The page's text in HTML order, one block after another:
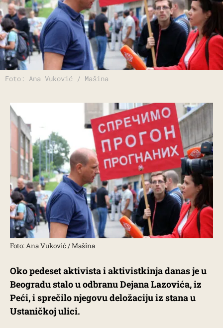
Foto: Ana Vuković / Mašina
Foto: Ana Vuković / Mašina
Oko pedeset aktivista i aktivistkinja danas je u
Beogradu stalo u odbranu Dejana Lazovića, iz
Peći, i sprečilo njegovu deložaciju iz stana u
Ustaničkoj ulici.